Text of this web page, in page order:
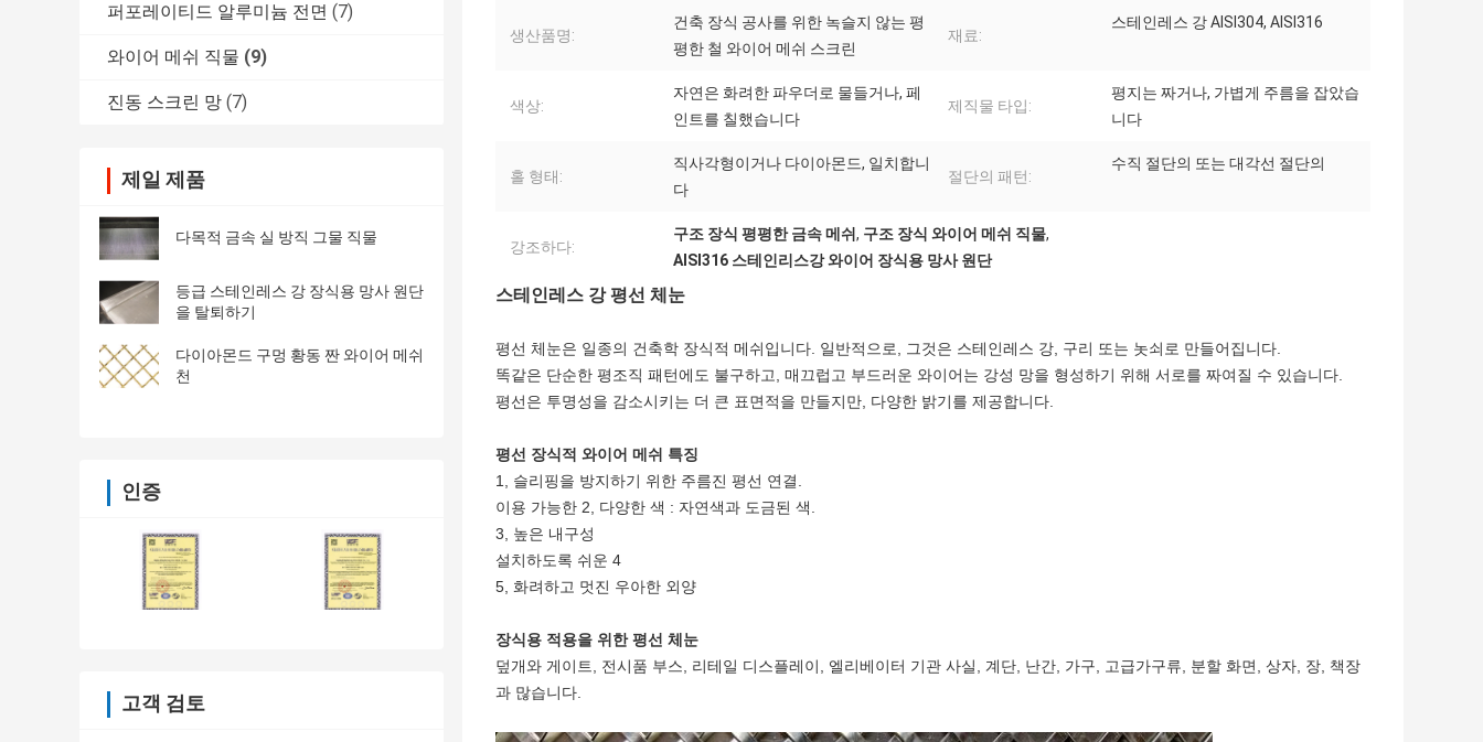
퍼포레이티드 알루미늄 전면 (7)
와이어 메쉬 직물 (9)
진동 스크린 망 (7)
제일 제품
다목적 금속 실 방직 그물 직물
등급 스테인레스 강 장식용 망사 원단
을 탈퇴하기
다이아몬드 구멍 황동 짠 와이어 메쉬
천
인증
고객 검토
생산품명:
건축 장식 공사를 위한 녹슬지 않는 평
평한 철 와이어 메쉬 스크린
재료:
스테인레스 강 AISI304, AISI316
색상:
자연은 화려한 파우더로 물들거나, 페
인트를 칠했습니다
제직물 타입:
평지는 짜거나, 가볍게 주름을 잡았습
니다
홀 형태:
직사각형이거나 다이아몬드, 일치합니
다
절단의 패턴:
수직 절단의 또는 대각선 절단의
강조하다:
구조 장식 평평한 금속 메쉬, 구조 장식 와이어 메쉬 직물,
AISI316 스테인리스강 와이어 장식용 망사 원단
스테인레스 강 평선 체눈
평선 체눈은 일종의 건축학 장식적 메쉬입니다. 일반적으로, 그것은 스테인레스 강, 구리 또는 놋쇠로 만들어집니다.
똑같은 단순한 평조직 패턴에도 불구하고, 매끄럽고 부드러운 와이어는 강성 망을 형성하기 위해 서로를 짜여질 수 있습니다.
평선은 투명성을 감소시키는 더 큰 표면적을 만들지만, 다양한 밝기를 제공합니다.
평선 장식적 와이어 메쉬 특징
1, 슬리핑을 방지하기 위한 주름진 평선 연결.
이용 가능한 2, 다양한 색 : 자연색과 도금된 색.
3, 높은 내구성
설치하도록 쉬운 4
5, 화려하고 멋진 우아한 외양
장식용 적용을 위한 평선 체눈
덮개와 게이트, 전시품 부스, 리테일 디스플레이, 엘리베이터 기관 사실, 계단, 난간, 가구, 고급가구류, 분할 화면, 상자, 장, 책장
과 많습니다.